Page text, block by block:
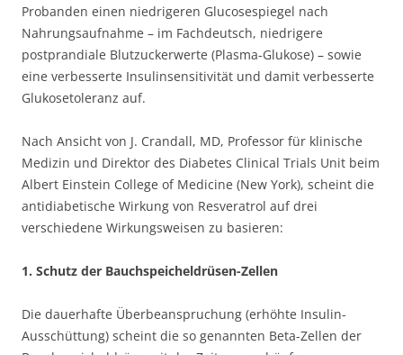
Probanden einen niedrigeren Glucosespiegel nach
Nahrungsaufnahme – im Fachdeutsch, niedrigere
postprandiale Blutzuckerwerte (Plasma-Glukose) – sowie
eine verbesserte Insulinsensitivität und damit verbesserte
Glukosetoleranz auf.
Nach Ansicht von J. Crandall, MD, Professor für klinische
Medizin und Direktor des Diabetes Clinical Trials Unit beim
Albert Einstein College of Medicine (New York), scheint die
antidiabetische Wirkung von Resveratrol auf drei
verschiedene Wirkungsweisen zu basieren:
1. Schutz der Bauchspeicheldrüsen-Zellen
Die dauerhafte Überbeanspruchung (erhöhte Insulin-
Ausschüttung) scheint die so genannten Beta-Zellen der